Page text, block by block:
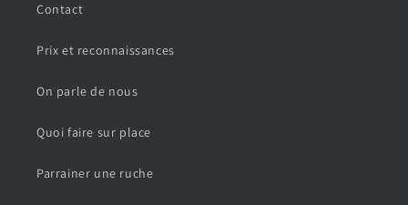
Contact
Prix et reconnaissances
On parle de nous
Quoi faire sur place
Parrainer une ruche